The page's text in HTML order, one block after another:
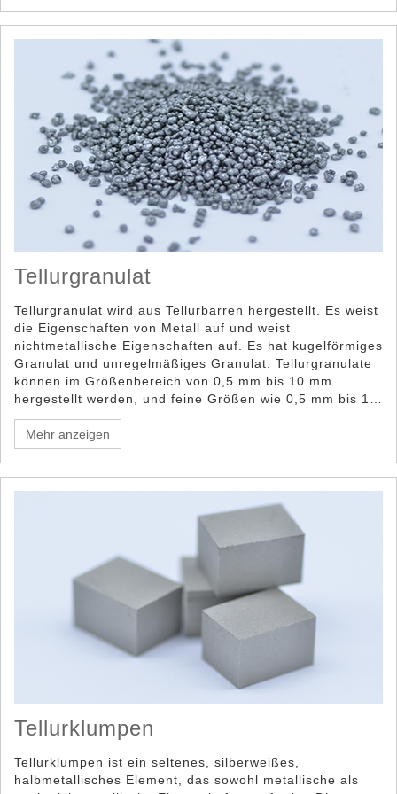
Tellurgranulat
Tellurgranulat wird aus Tellurbarren hergestellt. Es weist
die Eigenschaften von Metall auf und weist
nichtmetallische Eigenschaften auf. Es hat kugelförmiges
Granulat und unregelmäßiges Granulat. Tellurgranulate
können im Größenbereich von 0,5 mm bis 10 mm
hergestellt werden, und feine Größen wie 0,5 mm bis 1,5
mm, 1 mm bis 3 mm, 1 mm bis 10 mm sind unser
typischer Typ für Tellurgranulate.
Mehr anzeigen
Tellurklumpen
Tellurklumpen ist ein seltenes, silberweißes,
halbmetallisches Element, das sowohl metallische als